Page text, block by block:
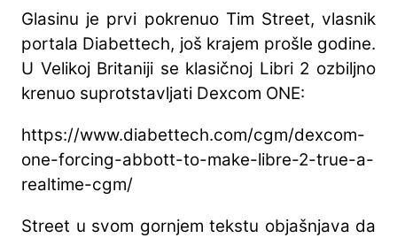
Glasinu je prvi pokrenuo Tim Street, vlasnik
portala Diabettech, još krajem prošle godine.
U Velikoj Britaniji se klasičnoj Libri 2 ozbiljno
krenuo suprotstavljati Dexcom ONE:
https://www.diabettech.com/cgm/dexcom-
one-forcing-abbott-to-make-libre-2-true-a-
realtime-cgm/
Street u svom gornjem tekstu objašnjava da